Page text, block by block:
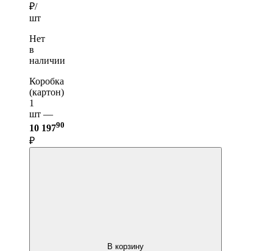
₽/
шт
Нет
в
наличии
Коробка
(картон)
1
шт —
10 19790
₽
В корзину